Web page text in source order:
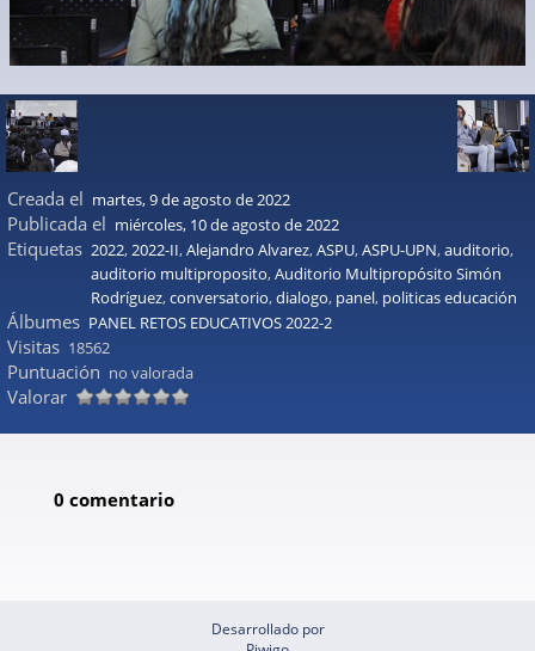
Creada el martes, 9 de agosto de 2022
Publicada el miércoles, 10 de agosto de 2022
Etiquetas 2022,2022-II,Alejandro Alvarez,ASPU,ASPU-UPN,auditorio,
auditorio multiproposito,Auditorio Multipropósito Simón
Rodríguez,conversatorio,dialogo, panel, politicas educación
Álbumes PANEL RETOS EDUCATIVOS 2022-2
Visitas 18562
Puntuación no valorada
Valorar
0 comentario
Desarrollado por